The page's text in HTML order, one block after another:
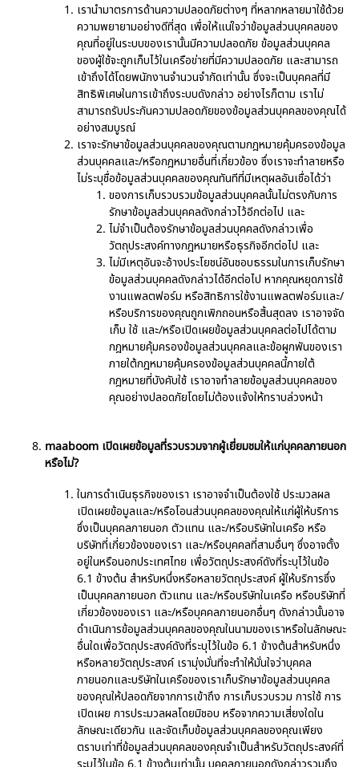
เรานำมาตรการด้านความปลอดภัยต่างๆ ที่หลากหลายมาใช้ด้วย
ความพยายามอย่างดีที่สุด เพื่อให้แน่ใจว่าข้อมูลส่วนบุคคลของ
คุณที่อยู่ในระบบของเรานั้นมีความปลอดภัย ข้อมูลส่วนบุคคล
ของผู้ใช้จะถูกเก็บไว้ในเครือข่ายที่มีความปลอดภัย และสามารถ
เข้าถึงได้โดยพนักงานจำนวนจำกัดเท่านั้น ซึ่งจะเป็นบุคคลที่มี
สิทธิพิเศษในการเข้าถึงระบบดังกล่าว อย่างไรก็ตาม เราไม่
สามารถรับประกันความปลอดภัยของข้อมูลส่วนบุคคลของคุณได้
อย่างสมบูรณ์
เราจะรักษาข้อมูลส่วนบุคคลของคุณตามกฎหมายคุ้มครองข้อมูล
ส่วนบุคคลและ/หรือกฎหมายอื่นที่เกี่ยวข้อง ซึ่งเราจะทำลายหรือ
ไม่ระบุชื่อข้อมูลส่วนบุคคลของคุณทันทีที่มีเหตุผลอันเชื่อได้ว่า
ของการเก็บรวบรวมข้อมูลส่วนบุคคลนั้นไม่ตรงกับการ
รักษาข้อมูลส่วนบุคคลดังกล่าวไว้อีกต่อไป และ
ไม่จำเป็นต้องรักษาข้อมูลส่วนบุคคลดังกล่าวเพื่อ
วัตถุประสงค์ทางกฎหมายหรือธุรกิจอีกต่อไป และ
ไม่มีเหตุอันจะอ้างประโยชน์อันชอบธรรมในการเก็บรักษา
ข้อมูลส่วนบุคคลดังกล่าวได้อีกต่อไป หากคุณหยุดการใช้
งานแพลตฟอร์ม หรือสิทธิการใช้งานแพลตฟอร์มและ/
หรือบริการของคุณถูกเพิกถอนหรือสิ้นสุดลง เราอาจจัด
เก็บ ใช้ และ/หรือเปิดเผยข้อมูลส่วนบุคคลต่อไปได้ตาม
กฎหมายคุ้มครองข้อมูลส่วนบุคคลและข้อผูกพันของเรา
ภายใต้กฎหมายคุ้มครองข้อมูลส่วนบุคคลนี้ภายใต้
กฎหมายที่บังคับใช้ เราอาจทำลายข้อมูลส่วนบุคคลของ
คุณอย่างปลอดภัยโดยไม่ต้องแจ้งให้ทราบล่วงหน้า
maaboom เปิดเผยข้อมูลที่รวบรวมจากผู้เยี่ยมชมให้แก่บุคคลภายนอก
หรือไม่?
ในการดำเนินธุรกิจของเรา เราอาจจำเป็นต้องใช้ ประมวลผล
เปิดเผยข้อมูลและ/หรือโอนส่วนบุคคลของคุณให้แก่ผู้ให้บริการ
ซึ่งเป็นบุคคลภายนอก ตัวแทน และ/หรือบริษัทในเครือ หรือ
บริษัทที่เกี่ยวข้องของเรา และ/หรือบุคคลที่สามอื่นๆ ซึ่งอาจตั้ง
อยู่ในหรือนอกประเทศไทย เพื่อวัตถุประสงค์ดังที่ระบุไว้ในข้อ
6.1 ข้างต้น สำหรับหนึ่งหรือหลายวัตถุประสงค์ ผู้ให้บริการซึ่ง
เป็นบุคคลภายนอก ตัวแทน และ/หรือบริษัทในเครือ หรือบริษัทที่
เกี่ยวข้องของเรา และ/หรือบุคคลภายนอกอื่นๆ ดังกล่าวนั้นอาจ
ดำเนินการข้อมูลส่วนบุคคลของคุณในนามของเราหรือในลักษณะ
อื่นใดเพื่อวัตถุประสงค์ดังที่ระบุไว้ในข้อ 6.1 ข้างต้นสำหรับหนึ่ง
หรือหลายวัตถุประสงค์ เรามุ่งมั่นที่จะทำให้มั่นใจว่าบุคคล
ภายนอกและบริษัทในเครือของเราเก็บรักษาข้อมูลส่วนบุคคล
ของคุณให้ปลอดภัยจากการเข้าถึง การเก็บรวบรวม การใช้ การ
เปิดเผย การประมวลผลโดยมิชอบ หรือจากความเสี่ยงใดใน
ลักษณะเดียวกัน และจัดเก็บข้อมูลส่วนบุคคลของคุณเพียง
ตราบเท่าที่ข้อมูลส่วนบุคคลของคุณจำเป็นสำหรับวัตถุประสงค์ที่